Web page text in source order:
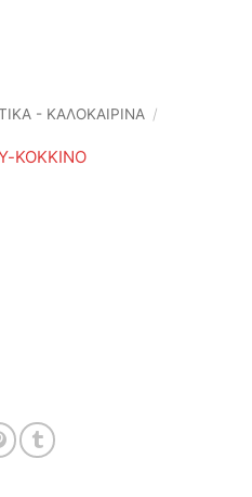
- ΚΑΛΟΚΑΙΡΙΝΆ /
ΚΟΚΚΙΝΟ